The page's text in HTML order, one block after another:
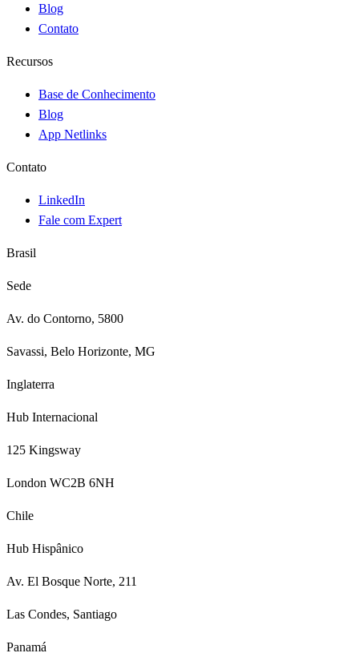
Blog
Contato
Recursos
Base de Conhecimento
Blog
App Netlinks
Contato
LinkedIn
Fale com Expert
Brasil
Sede
Av. do Contorno, 5800
Savassi, Belo Horizonte, MG
Inglaterra
Hub Internacional
125 Kingsway
London WC2B 6NH
Chile
Hub Hispânico
Av. El Bosque Norte, 211
Las Condes, Santiago
Panamá